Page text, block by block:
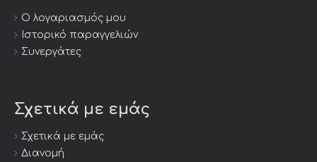
Ο λογαριασμός μου
Ιστορικό παραγγελιών
Συνεργάτες
Σχετικά με εμάς
Σχετικά με εμάς
Διανομή